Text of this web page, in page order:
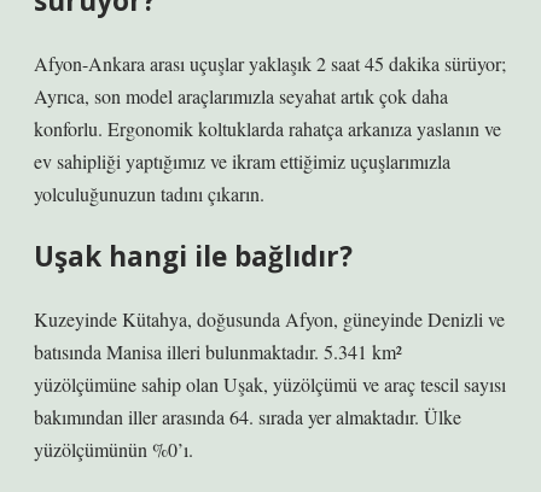
Afyon-Ankara arası uçuşlar yaklaşık 2 saat 45 dakika sürüyor;
Ayrıca, son model araçlarımızla seyahat artık çok daha
konforlu. Ergonomik koltuklarda rahatça arkanıza yaslanın ve
ev sahipliği yaptığımız ve ikram ettiğimiz uçuşlarımızla
yolculuğunuzun tadını çıkarın.
Uşak hangi ile bağlıdır?
Kuzeyinde Kütahya, doğusunda Afyon, güneyinde Denizli ve
batısında Manisa illeri bulunmaktadır. 5.341 km²
yüzölçümüne sahip olan Uşak, yüzölçümü ve araç tescil sayısı
bakımından iller arasında 64. sırada yer almaktadır. Ülke
yüzölçümünün %0’ı.